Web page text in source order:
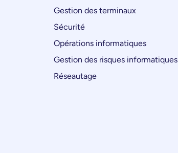
Gestion des terminaux
Sécurité
Opérations informatiques
Gestion des risques informatiques
Réseautage